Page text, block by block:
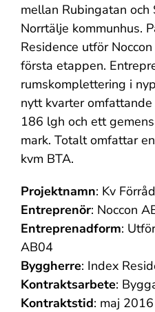
mellan Rubingatan
Norrtälje kommunhus.
Residence utför
första etappen.
rumskomplettering i
nytt kvarter
186 lgh och ett
mark. Totalt omfattar
kvm BTA.
Projektnamn: Kv
Entreprenör: Noccon
Entreprenadform:
AB04
Byggherre: Index
Kontraktsarbete:
Kontraktstid: maj